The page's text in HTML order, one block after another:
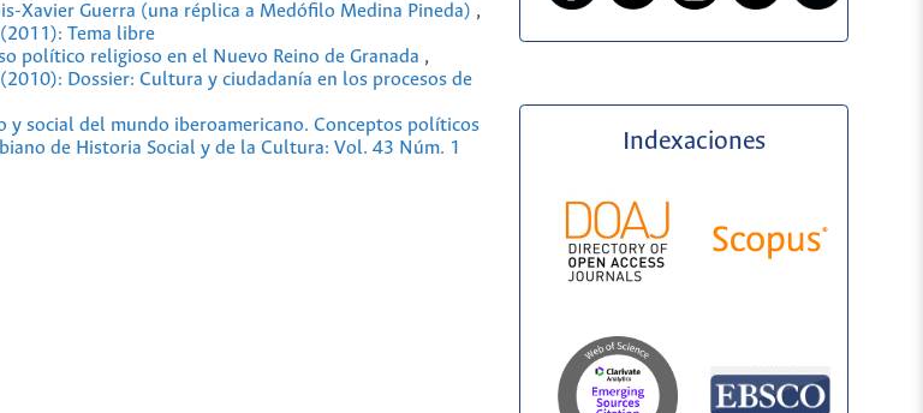
Xavier Guerra (una réplica a Medófilo Medina Pineda) ,
Tema libre
político religioso en el Nuevo Reino de Granada ,
Dossier: Cultura y ciudadanía en los procesos de
y social del mundo iberoamericano. Conceptos políticos
de Historia Social y de la Cultura: Vol. 43 Núm. 1
Indexaciones